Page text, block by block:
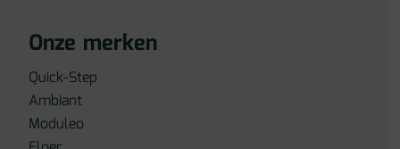
Onze merken
Quick-Step
Ambiant
Moduleo